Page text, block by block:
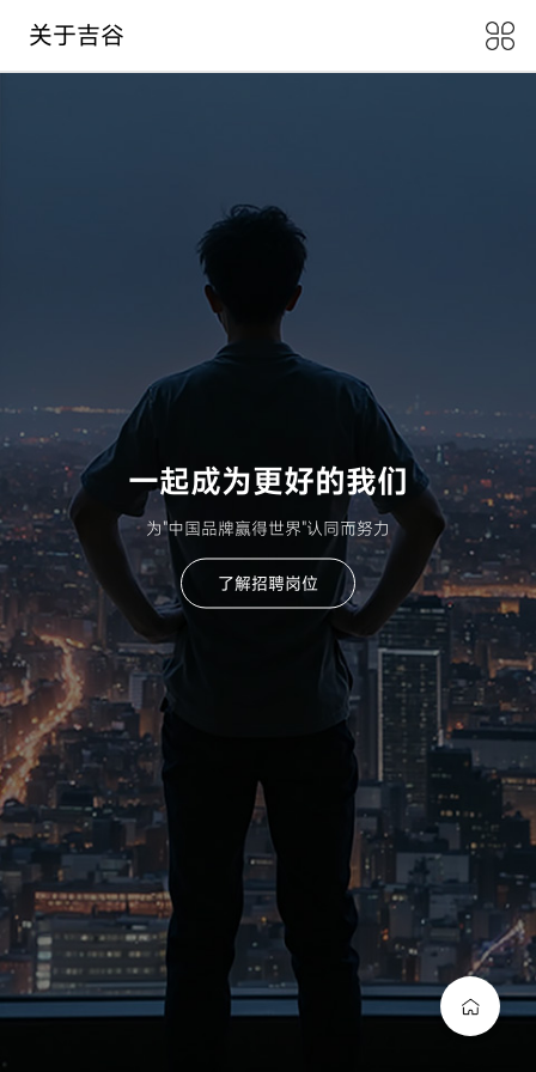
关于吉谷
一起成为更好的我们
为"中国品牌赢得世界"认同而努力
了解招聘岗位